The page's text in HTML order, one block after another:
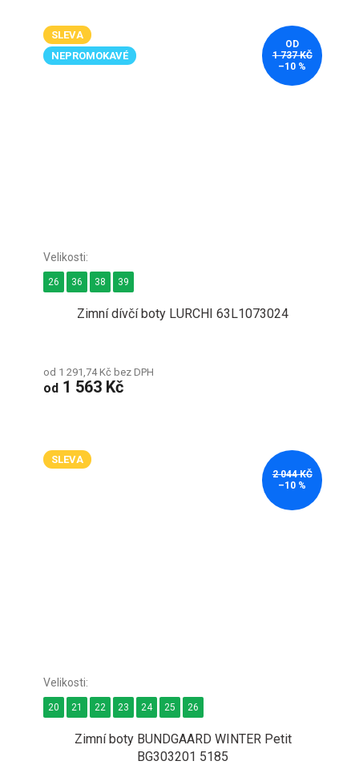
SLEVA
NEPROMOKAVÉ
OD
1 737 KČ
–10 %
Zimní dívčí boty LURCHI 63L1073024
od 1 291,74 Kč bez DPH
od 1 563 Kč
26 36 38 39
SLEVA
2 044 KČ
–10 %
Zimní boty BUNDGAARD WINTER Petit
BG303201 5185
20 21 22 23 24 25 26